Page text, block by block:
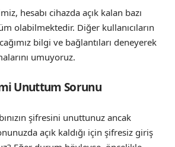
hesabı cihazda açık kalan bazı
olabilmektedir. Diğer kullanıcıların
bilgi ve bağlantıları deneyerek
umuyoruz.
Unuttum Sorunu
şifresini unuttunuz ancak
açık kaldığı için şifresiz giriş